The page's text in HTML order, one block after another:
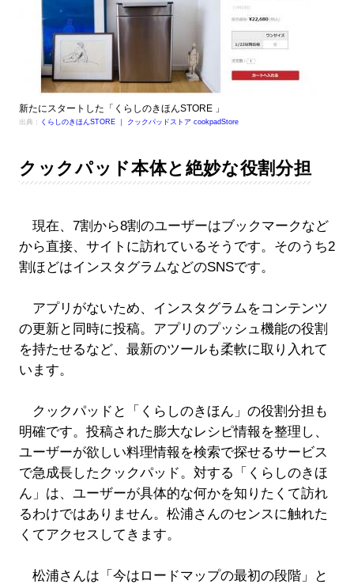
新たにスタートした「くらしのきほんSTORE 」
出典： くらしのきほんSTORE ｜ クックパッドストア cookpadStore
クックパッド本体と絶妙な役割分担
現在、7割から8割のユーザーはブックマークなど
から直接、サイトに訪れているそうです。そのうち2
割ほどはインスタグラムなどのSNSです。
アプリがないため、インスタグラムをコンテンツ
の更新と同時に投稿。アプリのプッシュ機能の役割
を持たせるなど、最新のツールも柔軟に取り入れて
います。
クックパッドと「くらしのきほん」の役割分担も
明確です。投稿された膨大なレシピ情報を整理し、
ユーザーが欲しい料理情報を検索で探せるサービス
で急成長したクックパッド。対する「くらしのきほ
ん」は、ユーザーが具体的な何かを知りたくて訪れ
るわけではありません。松浦さんのセンスに触れた
くてアクセスしてきます。
松浦さんは「今はロードマップの最初の段階」と